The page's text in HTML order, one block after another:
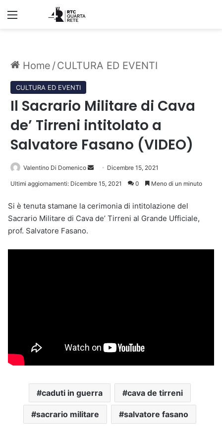
Menu
Home /CULTURA ED EVENTI
CULTURA ED EVENTI
Il Sacrario Militare di Cava
de’ Tirreni intitolato a
Salvatore Fasano (VIDEO)
Valentino Di Domenico
Invia Dicembre 15, 2021
Ultimi aggiornamenti: Dicembre 15, 2021 0 Meno di un minuto
Si è tenuta stamane la cerimonia di intitolazione del
Sacrario Militare di Cava de’ Tirreni al Grande Ufficiale,
prof. Salvatore Fasano.
caduti in guerra cava de tirreni
sacrario militare salvatore fasano